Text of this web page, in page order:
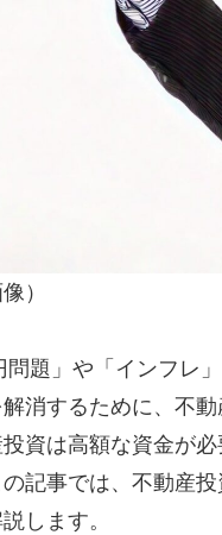
）
問題」や「インフレ
消するために、不
資は高額な資金が
記事では、不動産
します。